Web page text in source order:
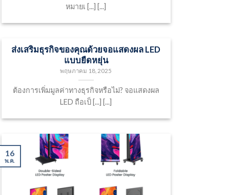
หมายเ [...] [...]
ส่งเสริมธุรกิจของคุณด้วยจอแสดงผล LED
แบบยืดหยุ่น
พฤษภาคม 18, 2025
ต้องการเพิ่มมูลค่าทางธุรกิจหรือไม่? จอแสดงผล
LED ถือเป็ [...] [...]
16
พ.ค.